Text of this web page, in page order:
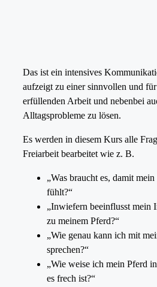
Das ist ein intensives
aufzeigt zu einer sinnvollen und
erfüllenden Arbeit und nebenbei
Alltagsprobleme zu lösen.
Es werden in diesem Kurs alle
Freiarbeit bearbeitet wie z. B.
„Was braucht es, damit
fühlt?“
„Inwiefern beeinflusst mein
zu meinem Pferd?“
„Wie genau kann ich mit
sprechen?“
„Wie weise ich mein Pferd
es frech ist?“